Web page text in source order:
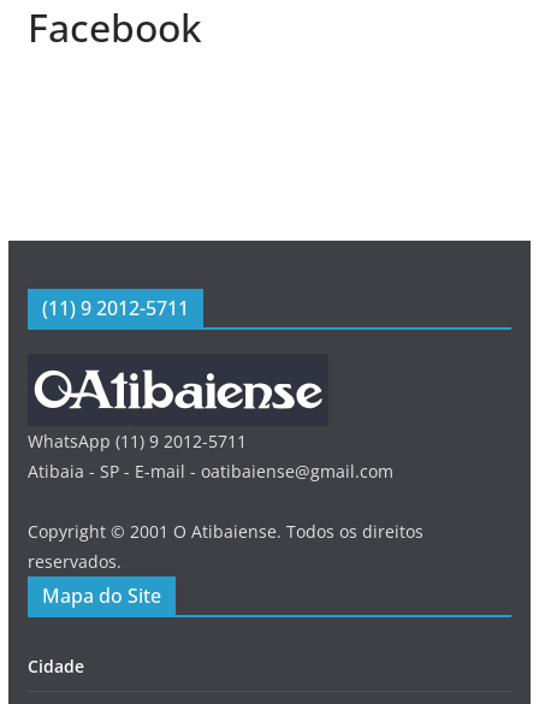
Facebook
(11) 9 2012-5711
WhatsApp (11) 9 2012-5711
Atibaia - SP - E-mail - oatibaiense@gmail.com
Copyright © 2001 O Atibaiense. Todos os direitos
reservados.
Mapa do Site
Cidade